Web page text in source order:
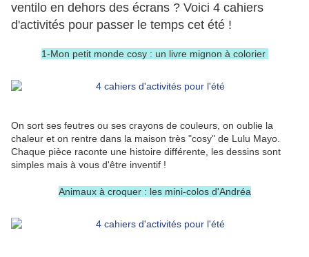
ventilo en dehors des écrans ? Voici 4 cahiers
d'activités pour passer le temps cet été !
1-Mon petit monde cosy : un livre mignon à colorier
On sort ses feutres ou ses crayons de couleurs, on oublie la
chaleur et on rentre dans la maison très "cosy" de Lulu Mayo.
Chaque pièce raconte une histoire différente, les dessins sont
simples mais à vous d'être inventif !
Animaux à croquer : les mini-colos d'Andréa